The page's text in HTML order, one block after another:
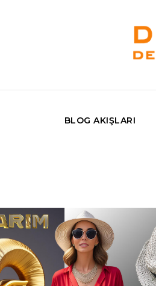
BLOG AKIŞLARI